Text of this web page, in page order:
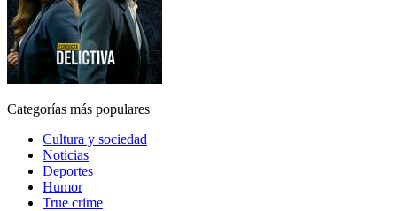
Categorías más populares
Cultura y sociedad
Noticias
Deportes
Humor
True crime